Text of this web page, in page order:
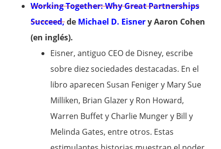
Working Together: Why Great Partnerships
Succeed,de Michael D. Eisnery Aaron Cohen
(en inglés).
Eisner, antiguo CEO de Disney, escribe
sobre diez sociedades destacadas. En el
libro aparecen Susan Feniger y Mary Sue
Milliken, Brian Glazer y Ron Howard,
Warren Buffet y Charlie Munger y Bill y
Melinda Gates, entre otros. Estas